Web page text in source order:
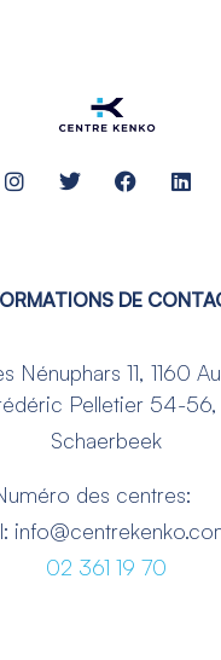
DE
Nénuphars 11, 1160
Pelletier 54-
Schaerbeek
des centres:
02 361 19 70